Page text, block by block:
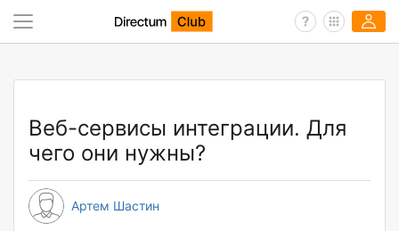
Веб-сервисы интеграции. Для
чего они нужны?
Артем Шастин